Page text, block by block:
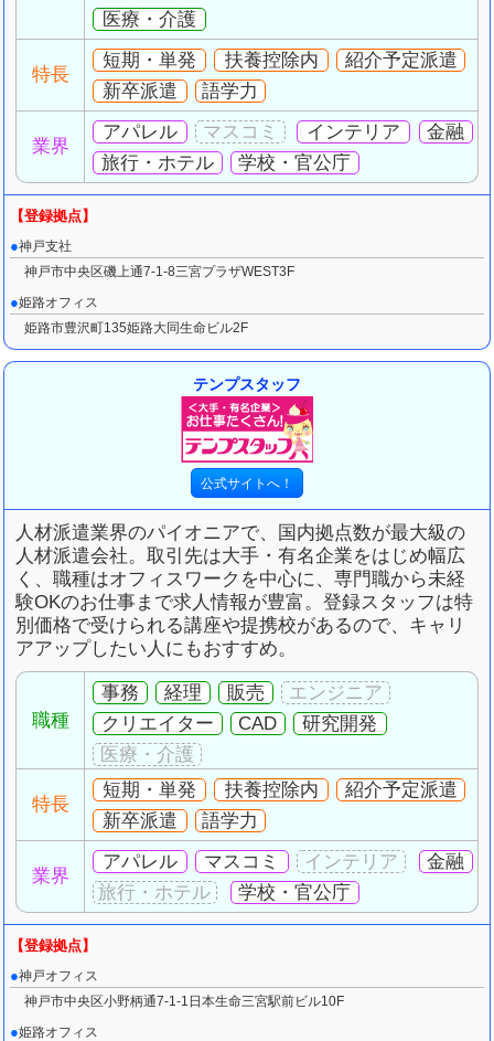
医療・介護
特長
短期・単発 扶養控除内
紹介予定派遣
新卒派遣
語学力
業界
アパレル インテリア
金融
旅行・ホテル
学校・官公庁
神戸支社
神戸市中央区磯上通7-1-8三宮プラザWEST3F
姫路オフィス
姫路市豊沢町135姫路大同生命ビル2F
テンプスタッフ
人材派遣業界のパイオニアで、国内拠点数が最大級の
人材派遣会社。取引先は大手・有名企業をはじめ幅広
く、職種はオフィスワークを中心に、専門職から未経
験OKのお仕事まで求人情報が豊富。登録スタッフは特
別価格で受けられる講座や提携校があるので、キャリ
アアップしたい人にもおすすめ。
職種
事務 経理
販売
クリエイター
CAD 研究開発
特長
短期・単発 扶養控除内
紹介予定派遣
新卒派遣
語学力
業界
アパレル マスコミ
金融
学校・官公庁
神戸オフィス
神戸市中央区小野柄通7-1-1日本生命三宮駅前ビル10F
姫路オフィス